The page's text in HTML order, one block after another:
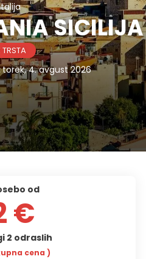
torek, 4. avgust 2026
od
€
2 odraslih
cena )